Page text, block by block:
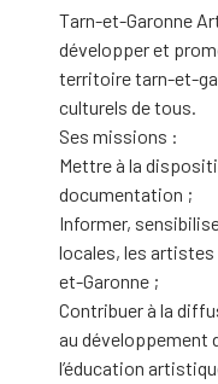
Tarn-et-Garonne
développer et
territoire tarn-et-
culturels de tous.
Ses missions :
Mettre à la
documentation ;
Informer,
locales, les
et-Garonne ;
Contribuer à la
au développement
l’éducation